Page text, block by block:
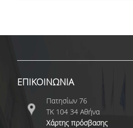
ΠΟΛΙΤΙΚΗ
ΠΙΣΤΟΠΟΙΗΣΗ
ΑΞΙΟΛΟΓΗΣΗ
ΑΠΟ
ΕΠΙΚΟΙΝΩΝΙΑ
Πατησίων 76
ΤΚ 104 34 Αθήνα
Χάρτης πρόσβασης